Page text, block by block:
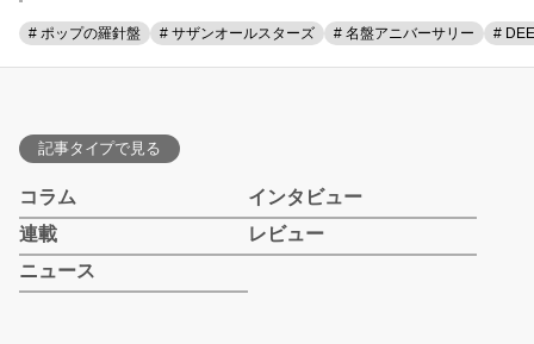
# ポップの羅針盤 # サザンオールスターズ # 名盤アニバーサリー #
記事タイプで見る
コラム
インタビュー
連載
レビュー
ニュース